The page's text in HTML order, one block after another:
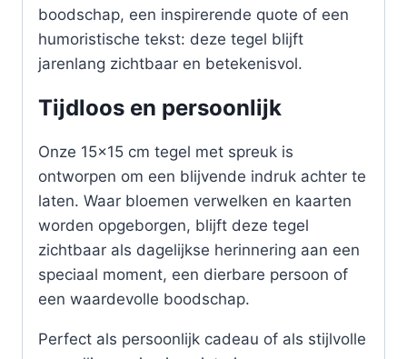
boodschap, een inspirerende quote of een
humoristische tekst: deze tegel blijft
jarenlang zichtbaar en betekenisvol.
Tijdloos en persoonlijk
Onze 15×15 cm tegel met spreuk is
ontworpen om een blijvende indruk achter te
laten. Waar bloemen verwelken en kaarten
worden opgeborgen, blijft deze tegel
zichtbaar als dagelijkse herinnering aan een
speciaal moment, een dierbare persoon of
een waardevolle boodschap.
Perfect als persoonlijk cadeau of als stijlvolle